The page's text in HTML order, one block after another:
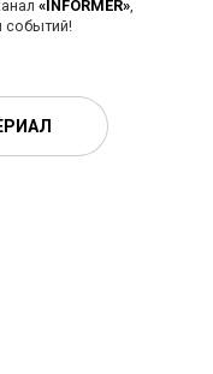
«INFORMER»,
событий!